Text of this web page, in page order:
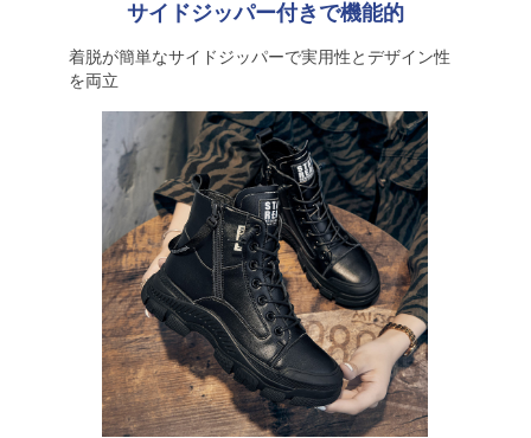
サイドジッパー付きで機能的
着脱が簡単なサイドジッパーで実用性とデザイン性
を両立